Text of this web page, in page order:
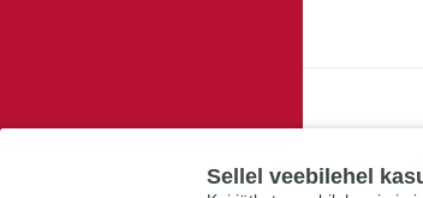
Sellel veebilehel